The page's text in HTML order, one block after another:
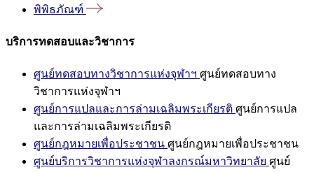
พิพิธภัณฑ์
บริการทดสอบและวิชาการ
ศูนย์ทดสอบทางวิชาการแห่งจุฬาฯ ศูนย์ทดสอบทาง
วิชาการแห่งจุฬาฯ
ศูนย์การแปลและการล่ามเฉลิมพระเกียรติ ศูนย์การแปล
และการล่ามเฉลิมพระเกียรติ
ศูนย์กฎหมายเพื่อประชาชน ศูนย์กฎหมายเพื่อประชาชน
ศูนย์บริการวิชาการแห่งจุฬาลงกรณ์มหาวิทยาลัย ศูนย์